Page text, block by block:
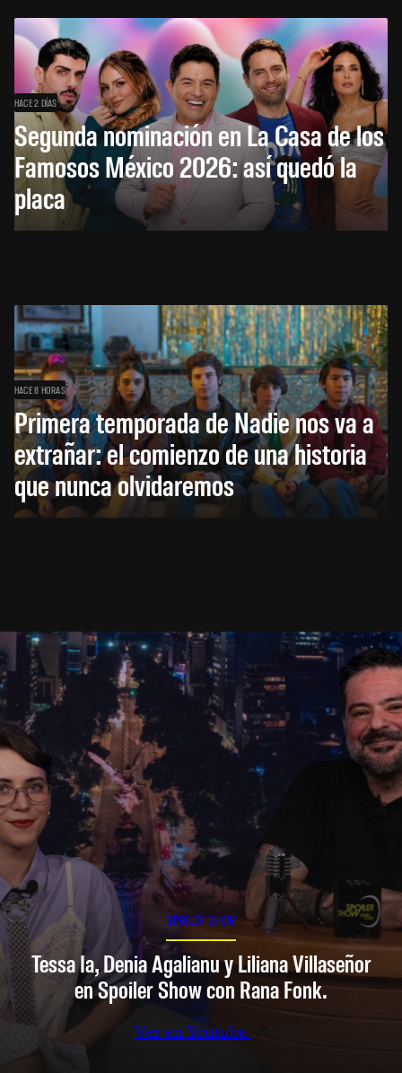
HACE 2 DÍAS
Segunda nominación en La Casa de los
Famosos México 2026: así quedó la
placa
HACE 8 HORAS
Primera temporada de Nadie nos va a
extrañar: el comienzo de una historia
que nunca olvidaremos
SPOILER SHOW
Tessa Ia, Denia Agalianu y Liliana Villaseñor
en Spoiler Show con Rana Fonk.
Ver en Youtube